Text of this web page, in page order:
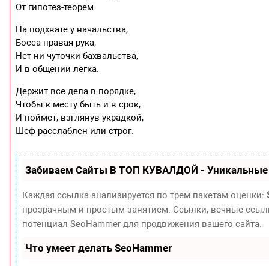
От гипотез-теорем.
На подхвате у начальства,
Босса правая рука,
Нет ни чуточки бахвальства,
И в общении легка.
Держит все дела в порядке,
Чтобы к месту быть и в срок,
И поймет, взглянув украдкой,
Шеф расслаблен или строг.
Забиваем Сайты В ТОП КУВАЛДОЙ - Уникальные
Каждая ссылка анализируется по трем пакетам оценки:
прозрачным и простым занятием. Ссылки, вечные
потенциал SeoHammer для продвижения вашего сайта.
Что умеет делать SeoHammer